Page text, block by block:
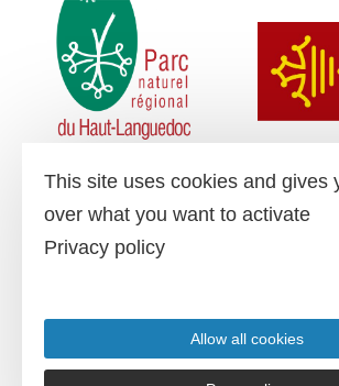
This site uses cookies and gives
over what you want to activate
Privacy policy
Allow all cookies